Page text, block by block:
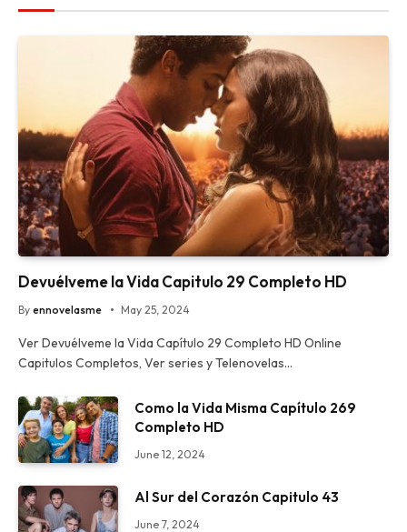
Devuélveme la Vida Capitulo 29 Completo HD
By ennovelasme May 25, 2024
Ver Devuélveme la Vida Capítulo 29 Completo HD Online
Capitulos Completos, Ver series y Telenovelas…
Como la Vida Misma Capítulo 269
Completo HD
June 12, 2024
Al Sur del Corazón Capitulo 43
June 7, 2024